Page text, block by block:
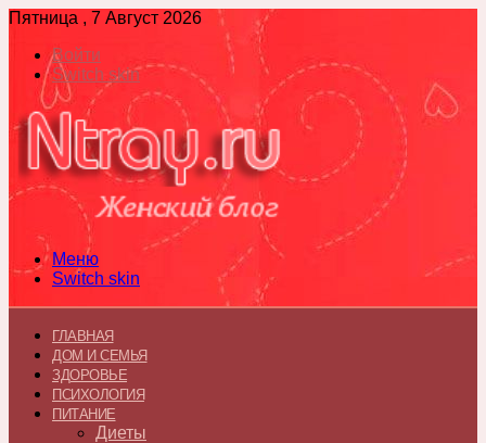
Пятница , 7 Август 2026
Войти
Switch skin
Меню
Switch skin
ГЛАВНАЯ
ДОМ И СЕМЬЯ
ЗДОРОВЬЕ
ПСИХОЛОГИЯ
ПИТАНИЕ
Диеты